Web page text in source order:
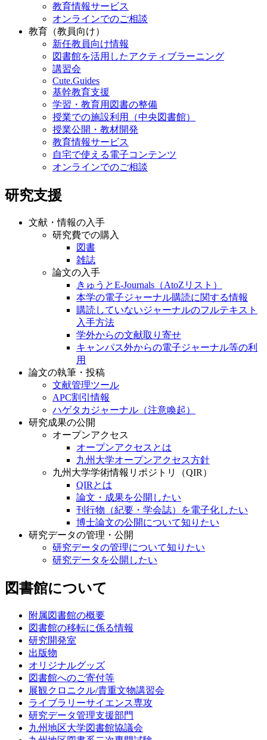
教育情報サービス
オンラインでのご相談
教育（教員向け）
新任教員向け情報
図書館を活用したアクティブラーニング
講習会
Cute.Guides
基幹教育支援
学習・教育用図書の整備
授業での施設利用（中央図書館）
授業公開・教材開発
教育情報サービス
自宅で使える電子コンテンツ
オンラインでのご相談
研究支援
文献・情報の入手
研究費での購入
図書
雑誌
論文の入手
きゅうとE-Journals（AtoZリスト）
本学の電子ジャーナル購読に関する情報
購読していないジャーナルのフルテキスト
入手方法
学外からの文献取り寄せ
キャンパス外からの電子ジャーナル等の利
用
論文の執筆・投稿
文献管理ツール
APC割引情報
ハゲタカジャーナル（注意喚起）
研究成果の公開
オープンアクセス
オープンアクセスとは
九州大学オープンアクセス方針
九州大学学術情報リポジトリ（QIR）
QIRとは
論文・成果を公開したい
刊行物（紀要・学会誌）を電子化したい
博士論文の公開について知りたい
研究データの管理・公開
研究データの管理について知りたい
研究データを公開したい
図書館について
附属図書館の概要
図書館の移転に係る情報
研究開発室
出版物
オリジナルグッズ
図書館へのご寄付等
展観クロニクル/貴重文物講習会
ライブラリーサイエンス専攻
研究データ管理支援部門
九州地区大学図書館協議会